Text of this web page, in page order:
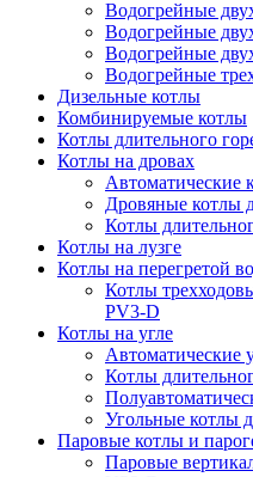
Водогрейные
Водогрейные
Водогрейные
Водогрейные
Дизельные котлы
Комбинируемые котлы
Котлы длительного
Котлы на дровах
Автоматические
Дровяные котлы
Котлы
Котлы на лузге
Котлы на перегретой
Котлы
PV3-D
Котлы на угле
Автоматические
Котлы
Угольные котлы
Паровые котлы и
Паровые